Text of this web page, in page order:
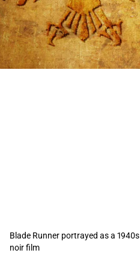
Blade Runner portrayed as a 1940s
noir film